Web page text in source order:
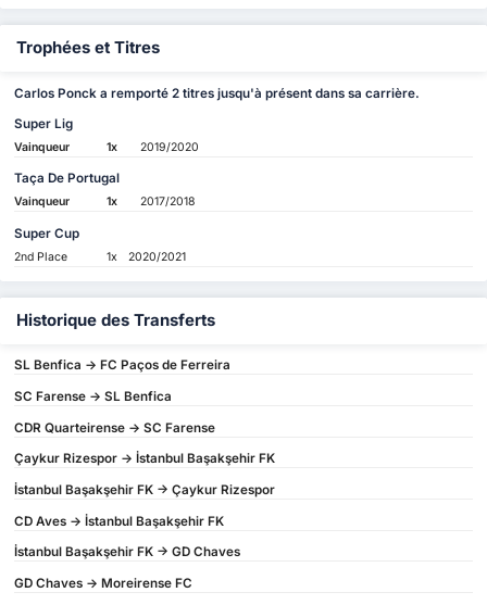
Trophées et Titres
Carlos Ponck a remporté 2 titres jusqu'à présent dans sa carrière.
Super Lig
Vainqueur 1x 2019/2020
Taça De Portugal
Vainqueur 1x 2017/2018
Super Cup
2nd Place 1x 2020/2021
Historique des Transferts
SL Benfica -> FC Paços de Ferreira
SC Farense -> SL Benfica
CDR Quarteirense -> SC Farense
Çaykur Rizespor -> İstanbul Başakşehir FK
İstanbul Başakşehir FK -> Çaykur Rizespor
CD Aves -> İstanbul Başakşehir FK
İstanbul Başakşehir FK -> GD Chaves
GD Chaves -> Moreirense FC